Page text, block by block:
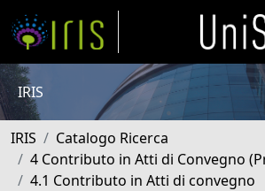
IRIS
IRIS
Catalogo Ricerca
4 Contributo in Atti di Convegno
4.1 Contributo in Atti di convegno